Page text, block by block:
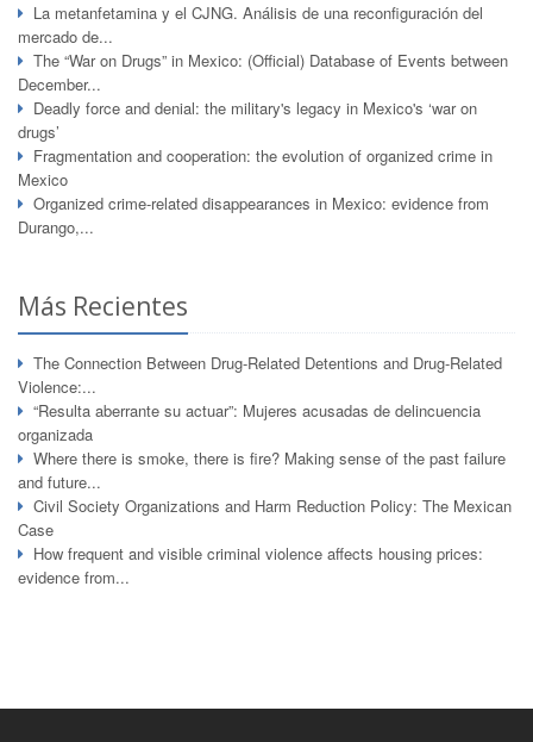
La metanfetamina y el CJNG. Análisis de una reconfiguración del
mercado de...
The “War on Drugs” in Mexico: (Official) Database of Events between
December...
Deadly force and denial: the military's legacy in Mexico's ‘war on
drugs’
Fragmentation and cooperation: the evolution of organized crime in
Mexico
Organized crime-related disappearances in Mexico: evidence from
Durango,...
Más Recientes
The Connection Between Drug-Related Detentions and Drug-Related
Violence:...
“Resulta aberrante su actuar”: Mujeres acusadas de delincuencia
organizada
Where there is smoke, there is fire? Making sense of the past failure
and future...
Civil Society Organizations and Harm Reduction Policy: The Mexican
Case
How frequent and visible criminal violence affects housing prices:
evidence from...